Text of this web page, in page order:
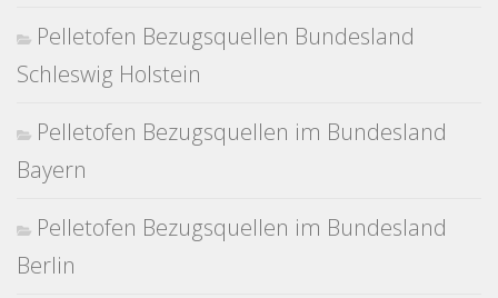
Pelletofen Bezugsquellen Bundesland
Schleswig Holstein
Pelletofen Bezugsquellen im Bundesland
Bayern
Pelletofen Bezugsquellen im Bundesland
Berlin